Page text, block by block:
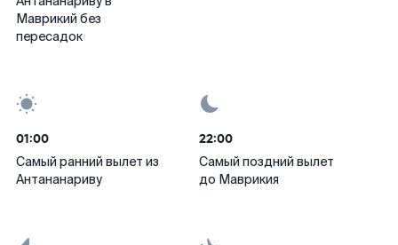
Маврикий без
пересадок
01:00
Самый ранний вылет из
Антананариву
22:00
Самый поздний вылет
до Маврикия